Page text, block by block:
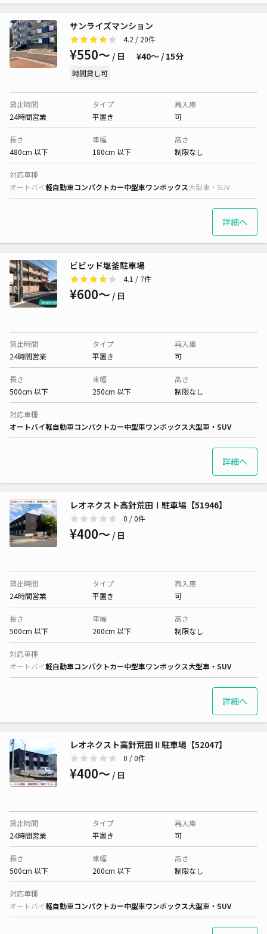
サンライズマンション
4.2 / 20件
¥550〜 / 日 ¥40〜 / 15分
時間貸し可
貸出時間
24時間営業
タイプ
平置き
再入庫
可
長さ
480cm 以下
車幅
180cm 以下
高さ
制限なし
対応車種
オートバイ軽自動車コンパクトカー中型車ワンボックス大型車・SUV
詳細へ
ビビッド塩釜駐車場
4.1 / 7件
¥600〜 / 日
貸出時間
24時間営業
タイプ
平置き
再入庫
可
長さ
500cm 以下
車幅
250cm 以下
高さ
制限なし
対応車種
オートバイ軽自動車コンパクトカー中型車ワンボックス大型車・SUV
詳細へ
レオネクスト高針荒田Ⅰ駐車場【51946】
0 / 0件
¥400〜 / 日
貸出時間
24時間営業
タイプ
平置き
再入庫
可
長さ
500cm 以下
車幅
200cm 以下
高さ
制限なし
対応車種
オートバイ軽自動車コンパクトカー中型車ワンボックス大型車・SUV
詳細へ
レオネクスト高針荒田Ⅱ駐車場【52047】
0 / 0件
¥400〜 / 日
貸出時間
24時間営業
タイプ
平置き
再入庫
可
長さ
500cm 以下
車幅
200cm 以下
高さ
制限なし
対応車種
オートバイ軽自動車コンパクトカー中型車ワンボックス大型車・SUV